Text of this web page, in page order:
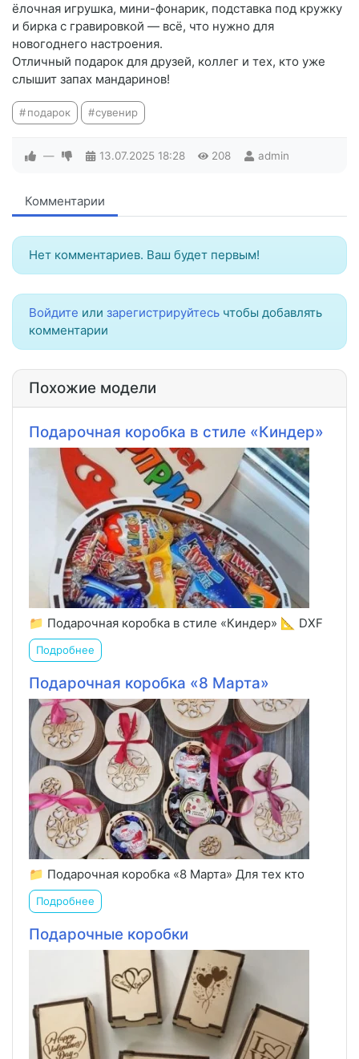
ёлочная игрушка, мини-фонарик, подставка под кружку
и бирка с гравировкой — всё, что нужно для
новогоднего настроения.
Отличный подарок для друзей, коллег и тех, кто уже
слышит запах мандаринов!
подарок сувенир
— 13.07.2025 18:28 208 admin
Комментарии
Нет комментариев. Ваш будет первым!
Войдите или зарегистрируйтесь чтобы добавлять
комментарии
Похожие модели
Подарочная коробка в стиле «Киндер»
📁 Подарочная коробка в стиле «Киндер» 📐 DXF
Подробнее
Подарочная коробка «8 Марта»
📁 Подарочная коробка «8 Марта» Для тех кто
Подробнее
Подарочные коробки